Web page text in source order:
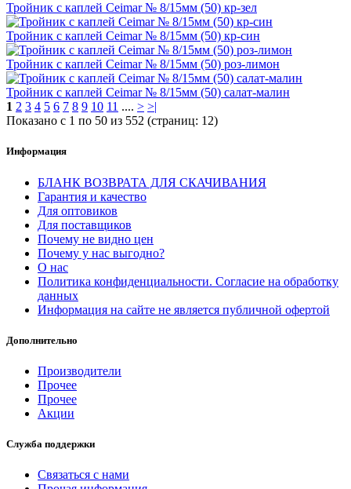
Тройник с каплей Ceimar № 8/15мм (50) кр-зел
Тройник с каплей Ceimar № 8/15мм (50) кр-син
Тройник с каплей Ceimar № 8/15мм (50) роз-лимон
Тройник с каплей Ceimar № 8/15мм (50) салат-малин
1 2 3 4 5 6 7 8 9 10 11 .... > >|
Показано с 1 по 50 из 552 (страниц: 12)
Информация
БЛАНК ВОЗВРАТА ДЛЯ СКАЧИВАНИЯ
Гарантия и качество
Для оптовиков
Для поставщиков
Почему не видно цен
Почему у нас выгодно?
О нас
Политика конфиденциальности. Согласие на обработку
данных
Информация на сайте не является публичной офертой
Дополнительно
Производители
Прочее
Прочее
Акции
Служба поддержки
Связаться с нами